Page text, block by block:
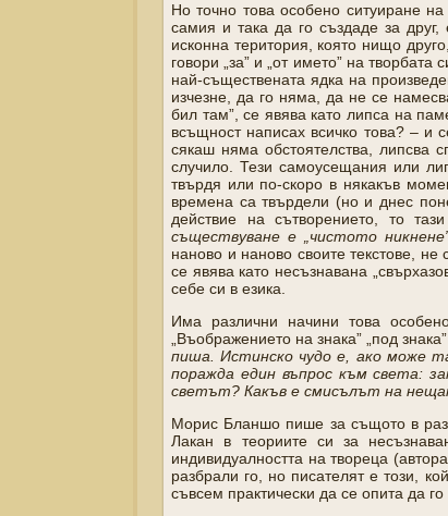
Но точно това особено ситуиране
самия и така да го създаде за
исконна територия, която нищо
говори „за” и „от името” на творбата
най-съществената ядка на
изчезне, да го няма, да не се
бил там”, се явява като липса на
всъщност написах всичко това? –
сякаш няма обстоятелства, липсва
случило. Тези самоусещания или
твърдя или по-скоро в някакъв
времена са твърдели (но и днес
действие на сътворението, то
съществуване е „чистото
наново и наново своите текстове,
се явява като несъзнавана
себе си в езика.
Има различни начини това
„Въображението на знака” „под
пиша. Истинско чудо е, ако може
поражда един въпрос към света:
светът? Какъв е смисълът на
Морис Бланшо пише за същото в
Лакан в теориите си за
индивидуалността на твореца
разбрали го, но писателят е този,
съвсем практически да се опита да